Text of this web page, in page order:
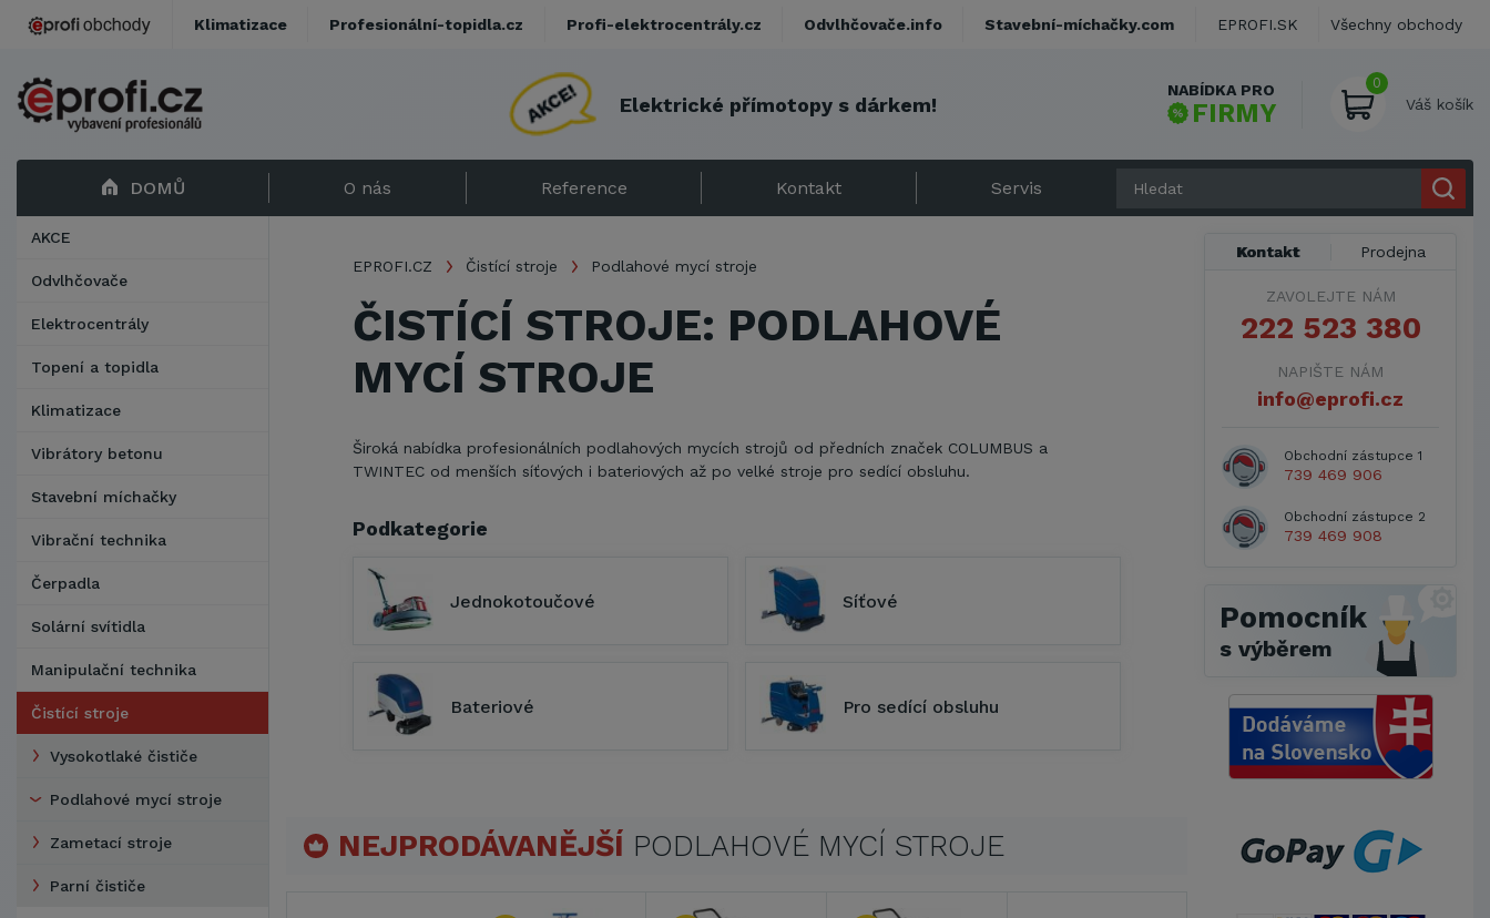
lektrické přímotopy s dárkem!
NABÍDKA PRO
FIRMY
0
Váš košík
DOMŮ O nás Reference Kontakt Servis
AKCE
Odvlhčovače
Elektrocentrály
Topení a topidla
Klimatizace
Vibrátory betonu
Stavební míchačky
Vibrační technika
Čerpadla
Solární svítidla
Manipulační technika
Čistící stroje
Vysokotlaké čističe
Podlahové mycí stroje
Zametací stroje
Parní čističe
EPROFI.CZ Čistící stroje Podlahové mycí stroje
ČISTÍCÍ STROJE: PODLAHOVÉ
MYCÍ STROJE
Široká nabídka profesionálních podlahových mycích strojů od předních značek COLUMBUS a
TWINTEC od menších síťových i bateriových až po velké stroje pro sedící obsluhu.
Podkategorie
Jednokotoučové Síťové
Bateriové Pro sedící obsluhu
NEJPRODÁVANĚJŠÍ PODLAHOVÉ MYCÍ STROJE
Kontakt Prodejna
ZAVOLEJTE NÁM
222 523 380
NAPIŠTE NÁM
info@eprofi.cz
Obchodní zástupce 1
739 469 906
Obchodní zástupce 2
739 469 908
Pomocník
s výběrem
Klimatizace Profesionální-topidla.cz Profi-elektrocentrály.cz Odvlhčovače.info Stavební-míchačky.com EPROFI.SK Všechny obchody